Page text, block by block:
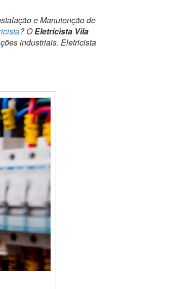
e Manutenção de
? OEletricista Vila
industriais. Eletricista